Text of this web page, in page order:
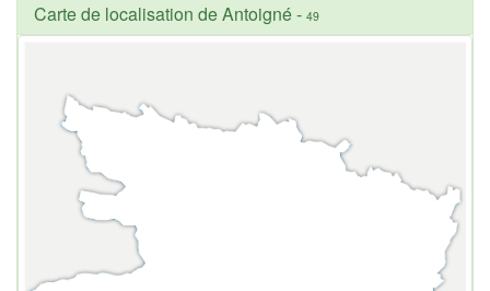
Carte de localisation de Antoigné- 49